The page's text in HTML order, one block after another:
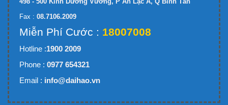
Fax : 08.7106.2009
Miễn Phí Cước : 18007008
Hotline :1900 2009
Phone : 0977 654321
Email : info@daihao.vn